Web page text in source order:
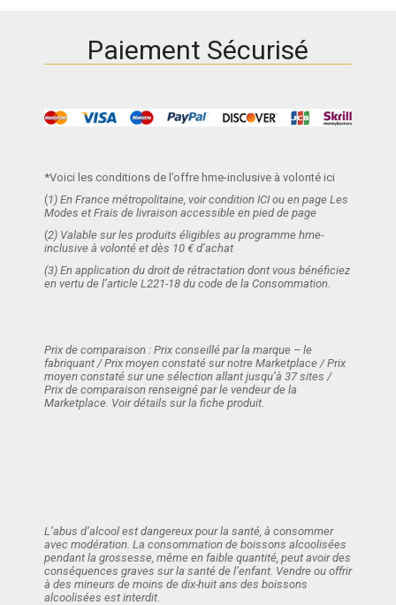
Paiement Sécurisé
*Voici les conditions de l’offre hme-inclusive à volonté ici
(1) En France métropolitaine, voir condition ICI ou en page Les
Modes et Frais de livraison accessible en pied de page
(2) Valable sur les produits éligibles au programme hme-
inclusive à volonté et dès 10 € d’achat
(3) En application du droit de rétractation dont vous bénéficiez
en vertu de l’article L221-18 du code de la Consommation.
Prix de comparaison : Prix conseillé par la marque – le
fabriquant / Prix moyen constaté sur notre Marketplace / Prix
moyen constaté sur une sélection allant jusqu’à 37 sites /
Prix de comparaison renseigné par le vendeur de la
Marketplace. Voir détails sur la fiche produit.
L’abus d’alcool est dangereux pour la santé, à consommer
avec modération. La consommation de boissons alcoolisées
pendant la grossesse, même en faible quantité, peut avoir des
conséquences graves sur la santé de l’enfant. Vendre ou offrir
à des mineurs de moins de dix-huit ans des boissons
alcoolisées est interdit.